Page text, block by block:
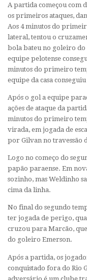
A partida começou com
os primeiros ataques,
Aos 4 minutos do
lateral, tentou o
bola bateu no goleiro do
equipe pelotense
minutos do primeiro
equipe da casa
Após o gol a equipe
ações de ataque da
minutos do primeiro
virada, em jogada de
por Gilvan no
Logo no começo do
papão paraense. Em
sozinho, mas Weldinho
cima da linha.
No final do segundo
ter jogada de perigo,
cruzou para Marcão,
do goleiro Emerson.
Após a partida, os
conquistado fora do Rio